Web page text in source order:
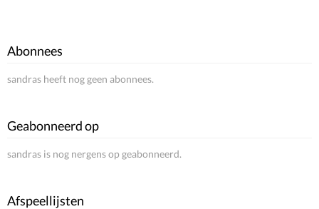
Abonnees
sandras heeft nog geen abonnees.
Geabonneerd op
sandras is nog nergens op geabonneerd.
Afspeellijsten